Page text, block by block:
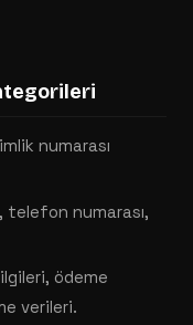
numarası
telefon numarası,
ödeme
verileri.